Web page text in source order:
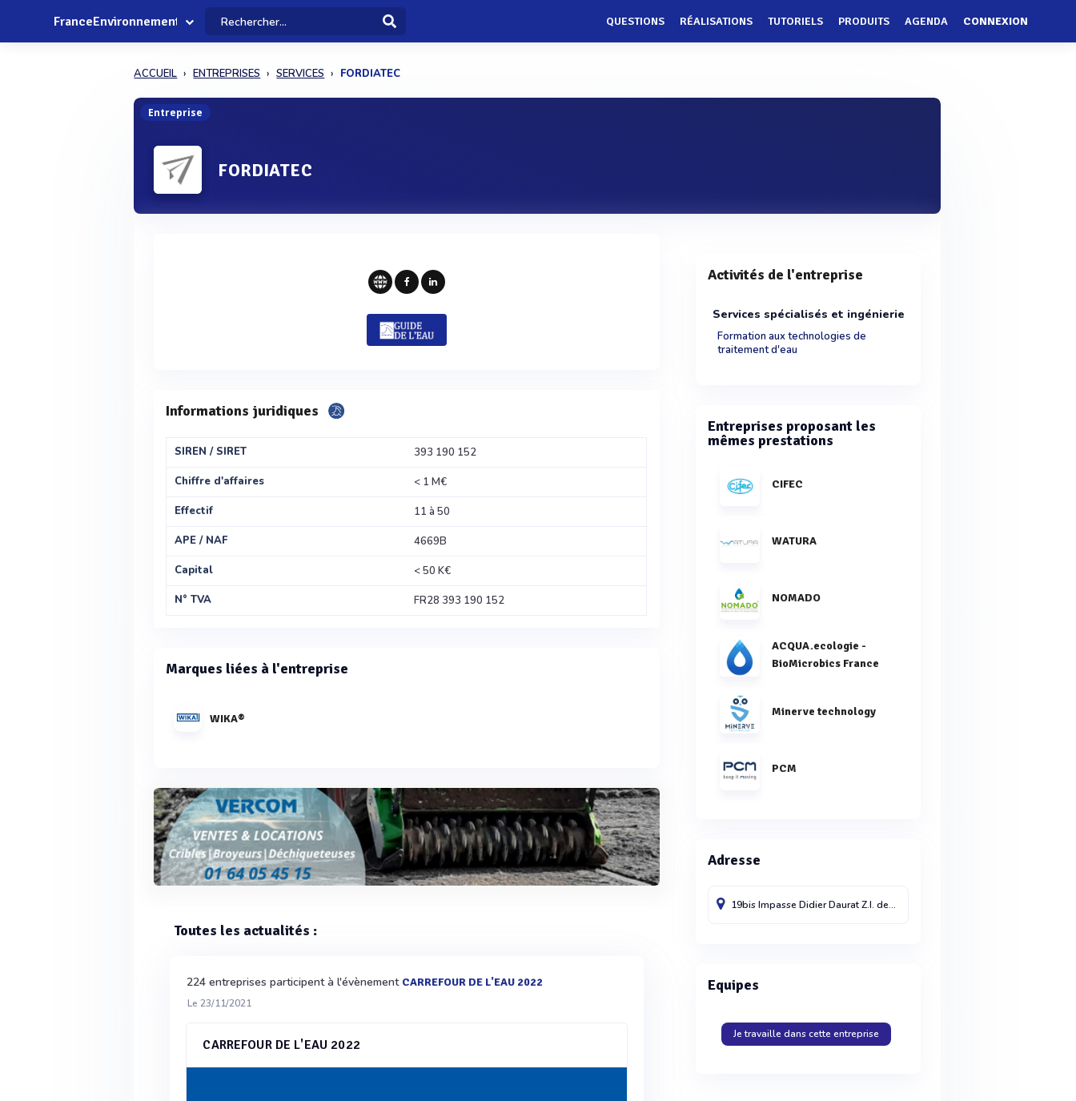
FranceEnvironnement QUESTIONS RÉALISATIONS TUTORIELS PRODUITS AGENDA CONNEXION
ACCUEIL ENTREPRISES SERVICES FORDIATEC
Entreprise
FORDIATEC
Informations juridiques
SIREN / SIRET
393 190 152
Chiffre d'affaires
< 1 M€
Effectif
11 à 50
APE / NAF
4669B
Capital
< 50 K€
N° TVA
FR28 393 190 152
Marques liées à l'entreprise
WIKA®
Toutes les actualités :
224 entreprises participent à l'évènement CARREFOUR DE L'EAU 2022
Le 23/11/2021
CARREFOUR DE L'EAU 2022
Activités de l'entreprise
Services spécialisés et ingénierie
Formation aux technologies de
traitement d'eau
Entreprises proposant les
mêmes prestations
CIFEC
WATURA
NOMADO
ACQUA.ecologie -
BioMicrobics France
Minerve technology
PCM
Adresse
19bis Impasse Didier Daurat Z.I. de Montaudran
Equipes
Je travaille dans cette entreprise